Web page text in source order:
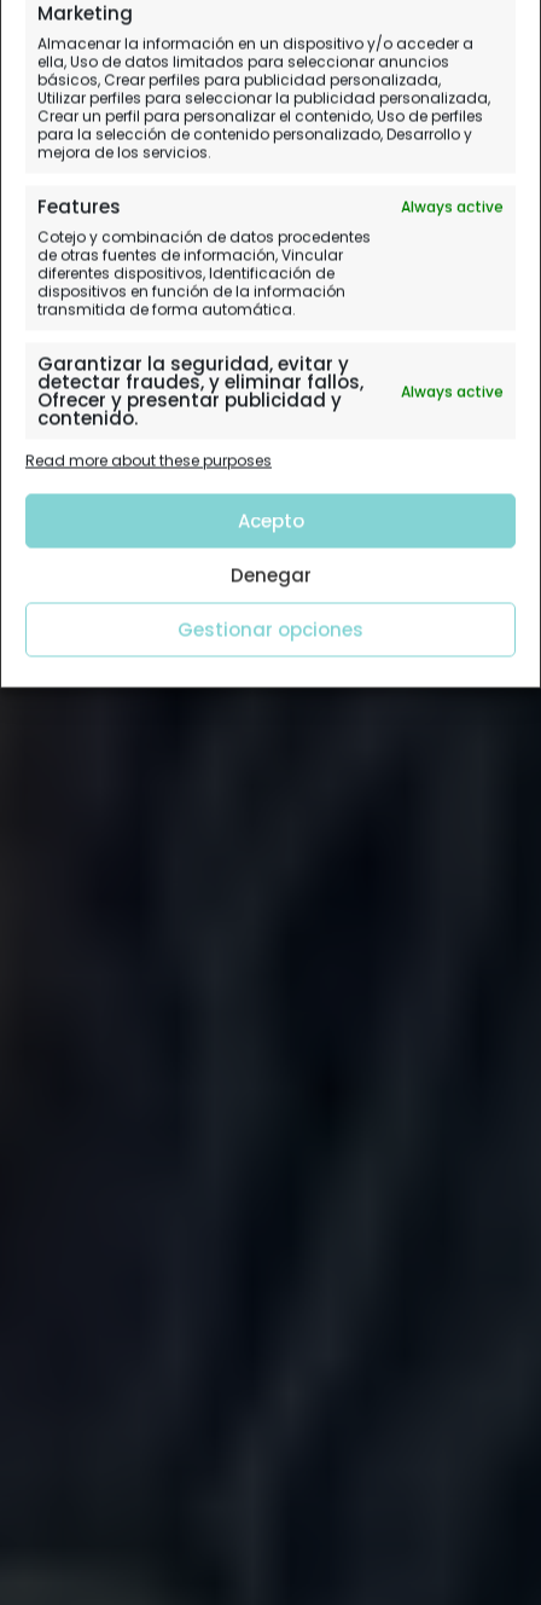
Marketing
Almacenar la información en un dispositivo y/o acceder a
ella, Uso de datos limitados para seleccionar anuncios
básicos, Crear perfiles para publicidad personalizada,
Utilizar perfiles para seleccionar la publicidad personalizada,
Crear un perfil para personalizar el contenido, Uso de perfiles
para la selección de contenido personalizado, Desarrollo y
mejora de los servicios.
Features
Always active
Cotejo y combinación de datos procedentes
de otras fuentes de información, Vincular
diferentes dispositivos, Identificación de
dispositivos en función de la información
transmitida de forma automática.
Garantizar la seguridad, evitar y
detectar fraudes, y eliminar fallos,
Ofrecer y presentar publicidad y
contenido.
Always active
Read more about these purposes
Acepto
Denegar
Gestionar opciones